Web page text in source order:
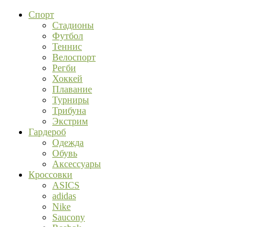
Спорт
Стадионы
Футбол
Теннис
Велоспорт
Регби
Хоккей
Плавание
Турниры
Трибуна
Экстрим
Гардероб
Одежда
Обувь
Аксессуары
Кроссовки
ASICS
adidas
Nike
Saucony